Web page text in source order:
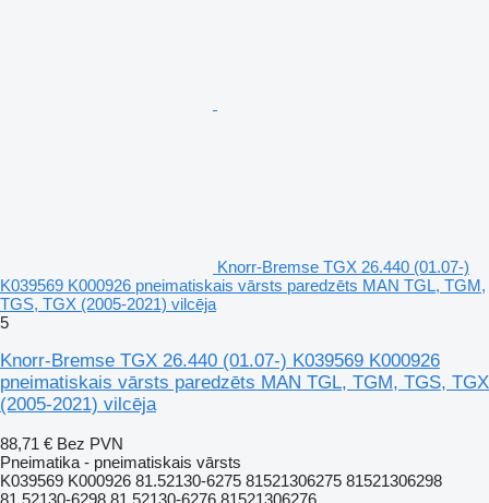
Knorr-Bremse TGX 26.440 (01.07-)
K039569 K000926 pneimatiskais vārsts paredzēts MAN TGL, TGM,
TGS, TGX (2005-2021) vilcēja
5
Knorr-Bremse TGX 26.440 (01.07-) K039569 K000926
pneimatiskais vārsts paredzēts MAN TGL, TGM, TGS, TGX
(2005-2021) vilcēja
88,71 € Bez PVN
Pneimatika - pneimatiskais vārsts
K039569 K000926 81.52130-6275 81521306275 81521306298
81.52130-6298 81.52130-6276 81521306276